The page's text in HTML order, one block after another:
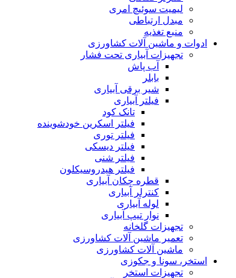
لیمیت سوئیچ امری
مبدل ارتباطی
منبع تغذیه
ادوات و ماشین آلات کشاورزی
تجهیزات آبیاری تحت فشار
آب پاش
بابلر
شیر برقی آبیاری
فیلتر آبیاری
تانک کود
فیلتر اسکرین خودشوینده
فیلتر توری
فیلتر دیسکی
فیلتر شنی
فیلتر هیدروسیکلون
قطره چکان آبیاری
کنترلر آبیاری
لوله آبیاری
نوار تیپ آبیاری
تجهیزات گلخانه
تعمیر ماشین آلات کشاورزی
ماشین آلات کشاورزی
استخر، سونا و جکوزی
تجهیزات استخر